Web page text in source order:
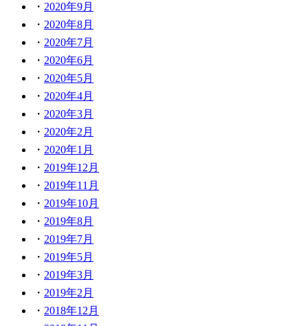
2020年9月
2020年8月
2020年7月
2020年6月
2020年5月
2020年4月
2020年3月
2020年2月
2020年1月
2019年12月
2019年11月
2019年10月
2019年8月
2019年7月
2019年5月
2019年3月
2019年2月
2018年12月